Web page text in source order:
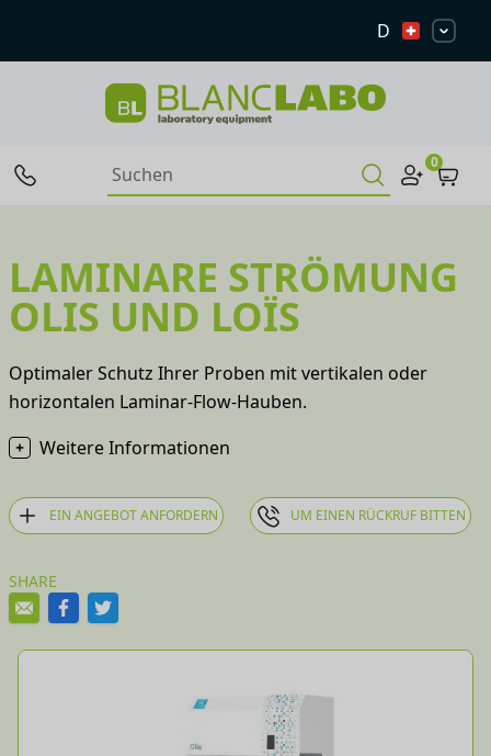
D
0
LAMINARE STRÖMUNG
OLIS UND LOÏS
Optimaler Schutz Ihrer Proben mit vertikalen oder
horizontalen Laminar-Flow-Hauben.
Weitere Informationen
EIN ANGEBOT ANFORDERN UM EINEN RÜCKRUF BITTEN
SHARE